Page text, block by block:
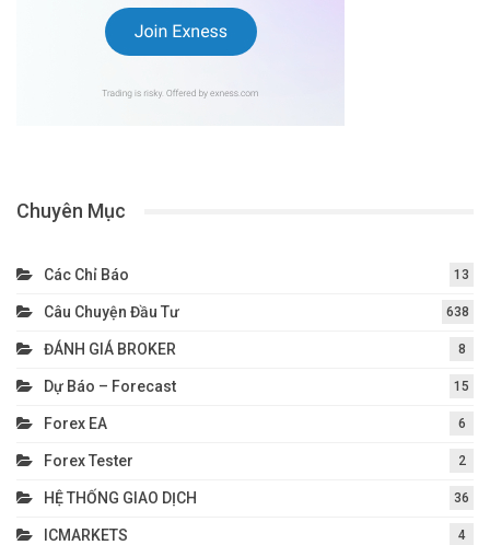
Chuyên Mục
Các Chỉ Báo 13
Câu Chuyện Đầu Tư 638
ĐÁNH GIÁ BROKER 8
Dự Báo – Forecast 15
Forex EA 6
Forex Tester 2
HỆ THỐNG GIAO DỊCH 36
ICMARKETS 4